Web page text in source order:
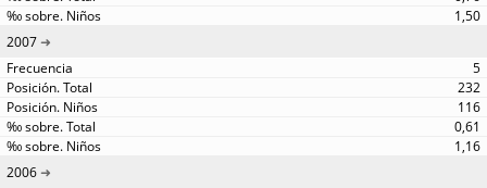
1,50
2007
5
232
116
0,61
1,16
2006